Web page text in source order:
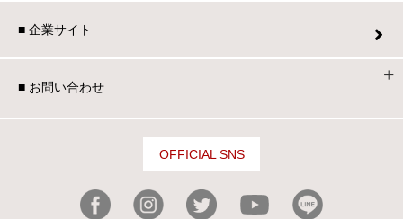
■ 企業サイト
■ お問い合わせ
OFFICIAL SNS